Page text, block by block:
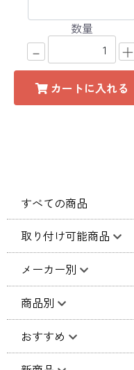
数量
－ ＋
カートに入れる
すべての商品
取り付け可能商品
メーカー別
商品別
おすすめ